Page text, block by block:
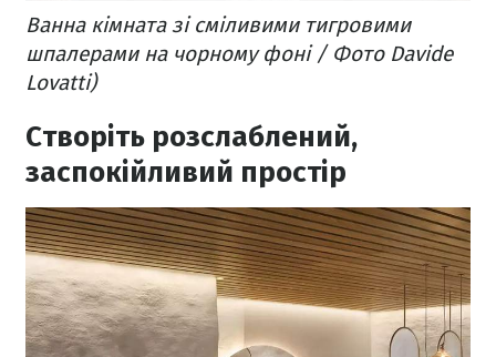
Ванна кімната зі сміливими тигровими
шпалерами на чорному фоні / Фото Davide
Lovatti)
Створіть розслаблений,
заспокійливий простір